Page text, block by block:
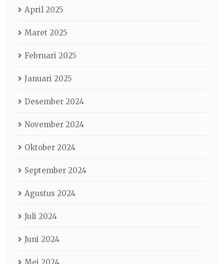
April 2025
Maret 2025
Februari 2025
Januari 2025
Desember 2024
November 2024
Oktober 2024
September 2024
Agustus 2024
Juli 2024
Juni 2024